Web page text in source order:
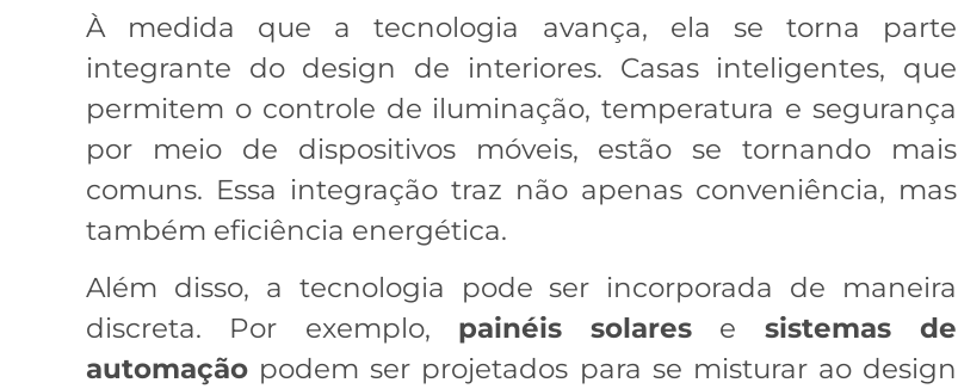
À medida que a tecnologia avança, ela se torna parte
integrante do design de interiores. Casas inteligentes, que
permitem o controle de iluminação, temperatura e segurança
por meio de dispositivos móveis, estão se tornando mais
comuns. Essa integração traz não apenas conveniência, mas
também eficiência energética.
Além disso, a tecnologia pode ser incorporada de maneira
discreta. Por exemplo, painéis solares e sistemas de
automação podem ser projetados para se misturar ao design